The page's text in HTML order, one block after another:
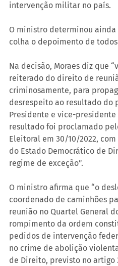
intervenção militar no país.
O ministro determinou ainda
colha o depoimento de
Na decisão, Moraes diz que
reiterado do direito de
criminosamente, para
desrespeito ao resultado do
Presidente e vice-
resultado foi proclamado
Eleitoral em 30/10/2022,
do Estado Democrático de
regime de exceção”.
O ministro afirma que “o
coordenado de caminhões
reunião no Quartel General
rompimento da ordem
pedidos de intervenção
no crime de abolição
de Direito, previsto no artigo